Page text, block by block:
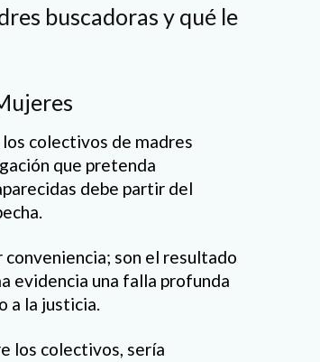
buscadoras y qué le
colectivos de madres
que pretenda
debe partir del
son el resultado
evidencia una falla profunda
a la justicia.
los colectivos, sería